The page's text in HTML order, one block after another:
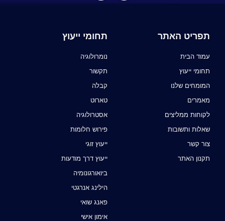
תפריט האתר
עמוד הבית
תחומי ייעוץ
המומחים שלנו
מאמרים
לקוחות ממליצים
שאלות ותשובות
צור קשר
תקנון האתר
תחומי ייעוץ
נומרולוגיה
תקשור
קבלה
טארוט
אסטרולוגיה
פירוש חלומות
ייעוץ זוגי
ייעוץ דרך מודעות
ביואורגונומיה
הילינג אנרגטי
פאנג שואי
אימון אישי